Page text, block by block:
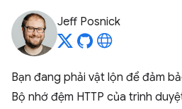
Jeff Posnick
Bạn đang phải vật lộn để đảm
Bộ nhớ đệm HTTP của trình